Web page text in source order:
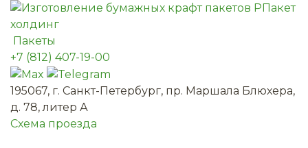
Пакеты
+7 (812) 407-19-00
195067, г. Санкт-Петербург, пр. Маршала Блюхера,
д. 78, литер А
Схема проезда